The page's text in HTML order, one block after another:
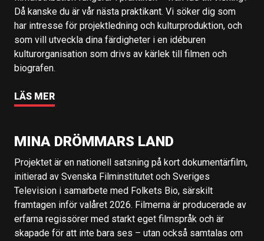
Då kanske du är vår nästa praktikant. Vi söker dig som
har intresse för projektledning och kulturproduktion, och
som vill utveckla dina färdigheter i en idéburen
kulturorganisation som drivs av kärlek till filmen och
biografen.
LÄS MER
MINA DRÖMMARS LAND
Projektet är en nationell satsning på kort dokumentärfilm,
initierad av Svenska Filminstitutet och Sveriges
Television i samarbete med Folkets Bio, särskilt
framtagen inför valåret 2026. Filmerna är producerade av
erfarna regissörer med starkt eget filmspråk och är
skapade för att inte bara ses – utan också samtalas om